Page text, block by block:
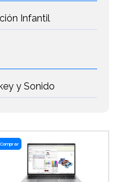
Infantil
y Sonido
Comprar